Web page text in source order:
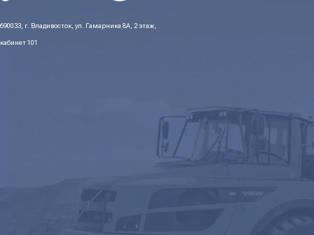
690033, г. Владивосток, ул. Гамарника 8А, 2 этаж,
кабинет 101